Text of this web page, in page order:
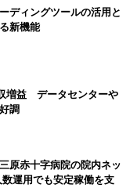
ディングツールの活用と
新機能
増益 データセンターや
調
原赤十字病院の院内ネッ
数運用でも安定稼働を支